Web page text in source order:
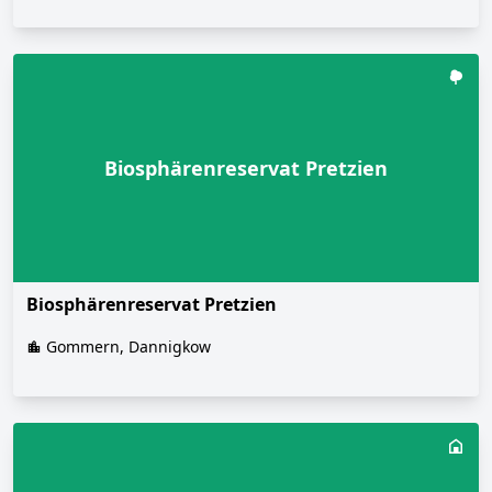
Biosphärenreservat Pretzien
Biosphärenreservat Pretzien
Gommern, Dannigkow